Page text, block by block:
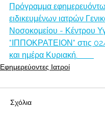
Πρόγραμμα
ειδικευμένων ιατρών
Νοσοκομείου - Κέντρου
"ΙΠΠΟΚΡΑΤΕΙΟΝ" στις
και ημέρα Κυριακή.
Εφημερεύοντες Ιατροί
Σχόλια